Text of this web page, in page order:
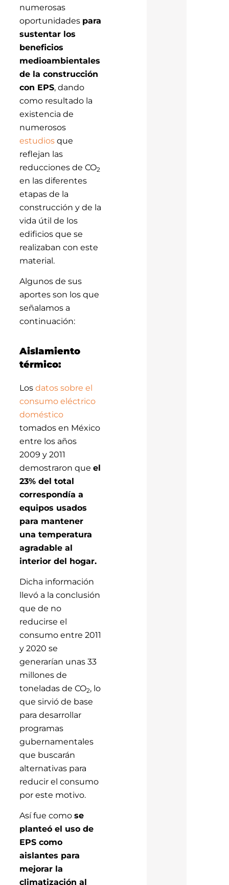
numerosas
oportunidades para
sustentar los
beneficios
medioambientales
de la construcción
con EPS, dando
como resultado la
existencia de
numerosos
estudiosque
reflejan las
reducciones de CO2
en las diferentes
etapas de la
construcción y de la
vida útil de los
edificios que se
realizaban con este
material.
Algunos de sus
aportes son los que
señalamos a
continuación:
Aislamiento
térmico:
Los datos sobre el
consumo eléctrico
doméstico
tomados en México
entre los años
2009 y 2011
demostraron que el
23% del total
correspondía a
equipos usados
para mantener
una temperatura
agradable al
interior del hogar.
Dicha información
llevó a la conclusión
que de no
reducirse el
consumo entre 2011
y 2020 se
generarían unas 33
millones de
toneladas de CO2, lo
que sirvió de base
para desarrollar
programas
gubernamentales
que buscarán
alternativas para
reducir el consumo
por este motivo.
Así fue como se
planteó el uso de
EPS como
aislantes para
mejorar la
climatización al